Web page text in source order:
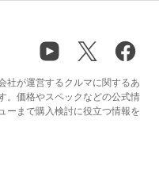
社が運営するクルマに関するあ
。価格やスペックなどの公式情
ーまで購入検討に役立つ情報を